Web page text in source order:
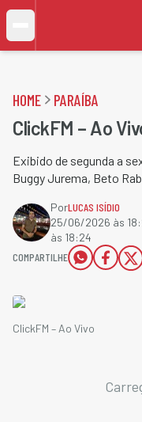
HOME PARAÍBA
ClickFM – Ao
Exibido de segunda a
Buggy Jurema, Beto
PorLUCAS ISÍDIO
25/06/2026 às
às 18:24
COMPARTILHE
ClickFM – Ao Vivo